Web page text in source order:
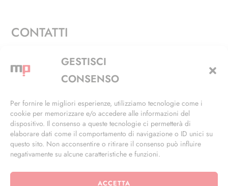
GESTISCI
CONSENSO
Per fornire le migliori esperienze, utilizziamo tecnologie come i
cookie per memorizzare e/o accedere alle informazioni del
dispositivo. Il consenso a queste tecnologie ci permetterà di
elaborare dati come il comportamento di navigazione o ID unici su
questo sito. Non acconsentire o ritirare il consenso può influire
negativamente su alcune caratteristiche e funzioni.
ACCETTA
CONTATTI
Via Alfieri, 27 - Trezzano Sul Naviglio (MI)
+39 02 4846 3155
info@masterphil.it